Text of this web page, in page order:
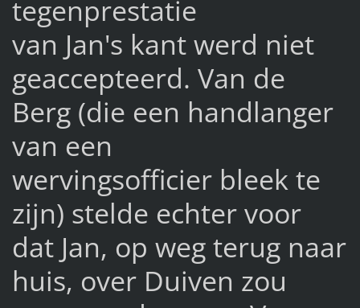
tegenprestatie
van Jan's kant werd niet
geaccepteerd. Van de
Berg (die een handlanger
van een
wervingsofficier bleek te
zijn) stelde echter voor
dat Jan, op weg terug naar
huis, over Duiven zou